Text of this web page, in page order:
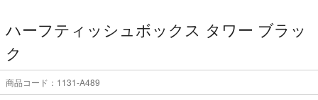
ハーフティッシュボックス タワー ブラッ
ク
商品コード：1131-A489